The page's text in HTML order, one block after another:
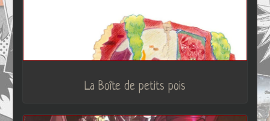
La Boîte de petits pois